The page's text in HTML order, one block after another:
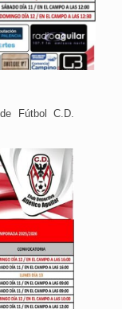
Fútbol C.D.